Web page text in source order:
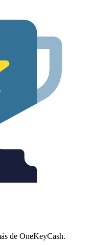
de OneKeyCash.